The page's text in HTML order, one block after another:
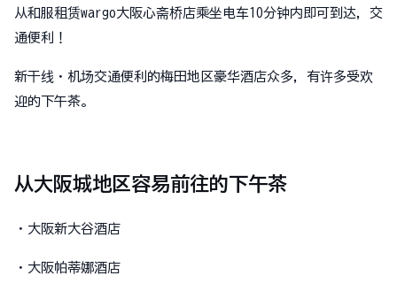
从和服租赁wargo大阪心斋桥店乘坐电车10分钟内即可到达，交
通便利！
新干线・机场交通便利的梅田地区豪华酒店众多，有许多受欢
迎的下午茶。
从大阪城地区容易前往的下午茶
・大阪新大谷酒店
・大阪帕蒂娜酒店